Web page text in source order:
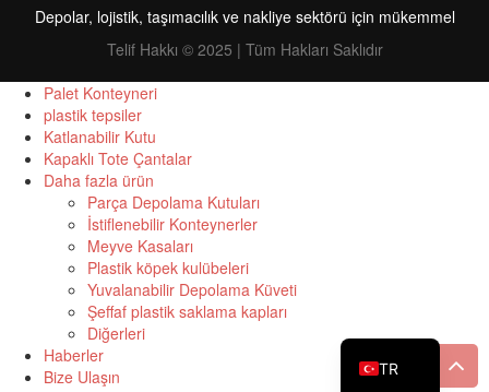
Depolar, lojistik, taşımacılık ve nakliye sektörü için mükemmel
Telif Hakkı © 2025 | Tüm Hakları Saklıdır
Palet Konteyneri
plastik tepsiler
Katlanabilir Kutu
Kapaklı Tote Çantalar
Daha fazla ürün
Parça Depolama Kutuları
İstiflenebilir Konteynerler
Meyve Kasaları
Plastik köpek kulübeleri
Yuvalanabilir Depolama Küveti
Şeffaf plastik saklama kapları
Diğerleri
Haberler
Bize Ulaşın
TR